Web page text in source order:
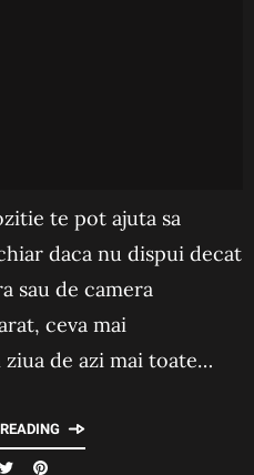
te pot ajuta sa
daca nu dispui decat
sau de camera
ceva mai
de azi mai toate…